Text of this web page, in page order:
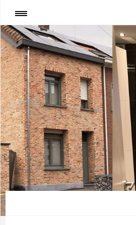
:Kunstgras Schoten